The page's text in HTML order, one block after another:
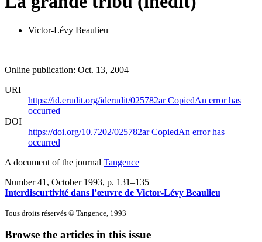
Victor-Lévy Beaulieu
Online publication: Oct. 13, 2004
URI
https://id.erudit.org/iderudit/025782arCopiedAn error has
occurred
DOI
https://doi.org/10.7202/025782arCopiedAn error has
occurred
A document of the journal Tangence
Number 41, October 1993, p. 131–135
Interdiscurtivité dans l’œuvre de Victor‑Lévy Beaulieu
Tous droits réservés © Tangence, 1993
Browse the articles in this issue